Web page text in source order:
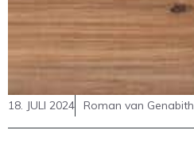
18. JULI 2024 Roman van Genabith